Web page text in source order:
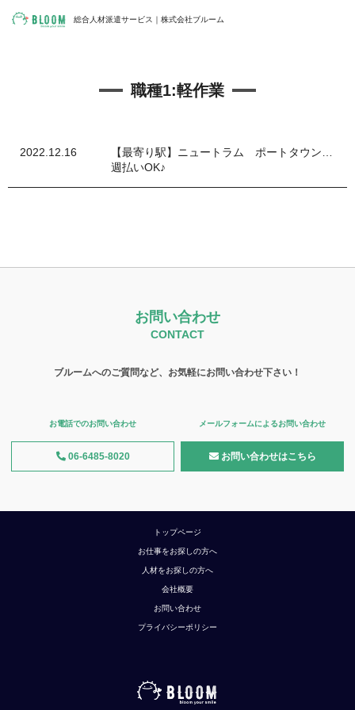
総合人材派遣サービス｜株式会社ブルーム
職種1:軽作業
2022.12.16
【最寄り駅】ニュートラム ポートタウン東駅
週払いOK♪
お問い合わせ
CONTACT
ブルームへのご質問など、お気軽にお問い合わせ下さい！
お電話でのお問い合わせ
06-6485-8020
メールフォームによるお問い合わせ
お問い合わせはこちら
トップページ
お仕事をお探しの方へ
人材をお探しの方へ
会社概要
お問い合わせ
プライバシーポリシー